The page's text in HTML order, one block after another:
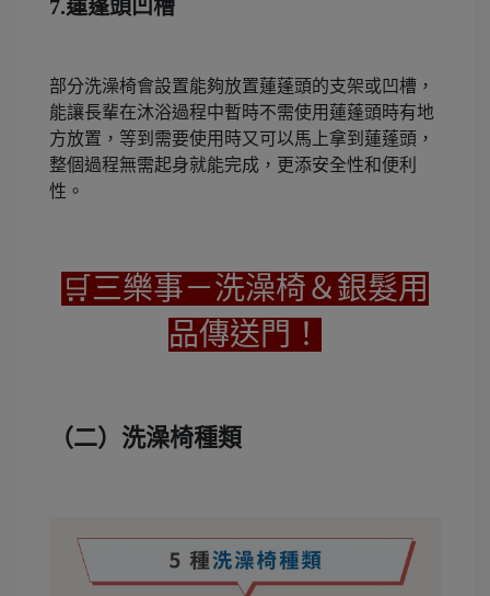
7.蓮蓬頭凹槽
部分洗澡椅會設置能夠放置蓮蓬頭的支架或凹槽，
能讓長輩在沐浴過程中暫時不需使用蓮蓬頭時有地
方放置，等到需要使用時又可以馬上拿到蓮蓬頭，
整個過程無需起身就能完成，更添安全性和便利
性。
🛒三樂事－洗澡椅＆銀髮用
品傳送門！
（二）洗澡椅種類